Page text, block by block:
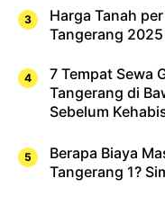
Harga Tanah
Tangerang 2025
7 Tempat Sewa
Tangerang di
Sebelum
Berapa Biaya
Tangerang 1?